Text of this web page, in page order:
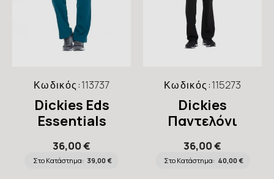
Κωδικός:113737
Dickies Eds
Essentials
Παντελόνι
Γυναικείο
Drawstring Cargo
36,00 €
Στο Κατάστημα: 39,00 €
Κωδικός:115273
Dickies
Παντελόνι
Ανδρικό
36,00 €
Στο Κατάστημα: 40,00 €